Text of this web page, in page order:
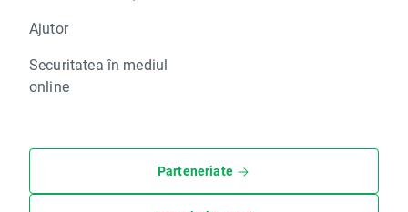
Ajutor
Securitatea în mediul
online
Parteneriate